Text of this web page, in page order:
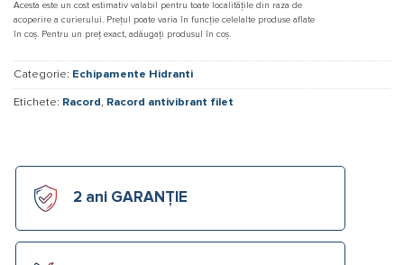
Acesta este un cost estimativ valabil pentru toate localitățile din raza de
acoperire a curierului. Prețul poate varia în funcție celelalte produse aflate
în coș. Pentru un preț exact, adăugați produsul în coș.
Categorie: Echipamente Hidranti
Etichete: Racord, Racord antivibrant filet
2 ani GARANȚIE